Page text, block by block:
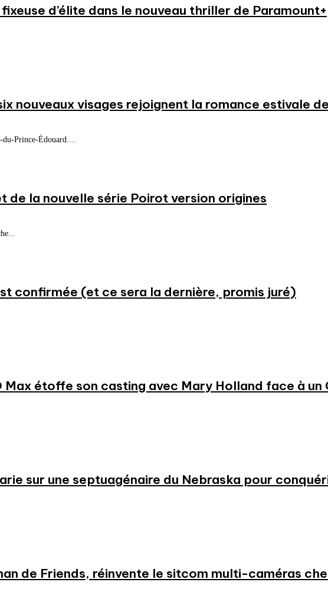
d’élite dans le nouveau thriller de Paramount+
nouveaux visages rejoignent la romance estivale
Prince-Édouard....
de la nouvelle série Poirot version origines
confirmée (et ce sera la dernière, promis juré)
Max étoffe son casting avec Mary Holland face à
sur une septuagénaire du Nebraska pour
de Friends, réinvente le sitcom multi-caméras